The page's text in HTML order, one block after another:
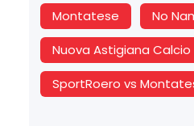
Montatese
No
Nuova Astigiana Calcio
SportRoero vs